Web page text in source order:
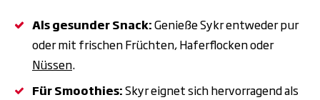
Als gesunder Snack:Genieße Sykr entweder pur
oder mit frischen Früchten, Haferflocken oder
Nüssen.
Für Smoothies:Skyr eignet sich hervorragend als